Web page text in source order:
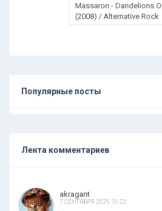
Massaron - Dandelions
(2008) / Alternative Rock
Популярные посты
Лента комментариев
akragant
7 СЕНТЯБРЯ 2025 15:22